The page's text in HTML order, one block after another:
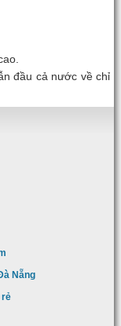
đầu cả nước về chỉ
Nẵng
rẻ